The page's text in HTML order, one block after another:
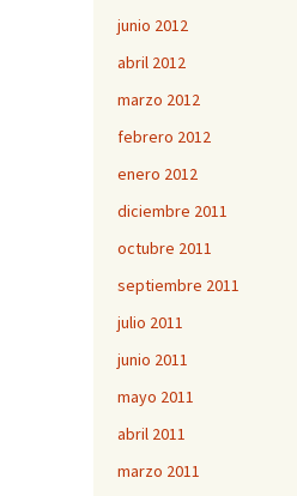
junio 2012
abril 2012
marzo 2012
febrero 2012
enero 2012
diciembre 2011
octubre 2011
septiembre 2011
julio 2011
junio 2011
mayo 2011
abril 2011
marzo 2011